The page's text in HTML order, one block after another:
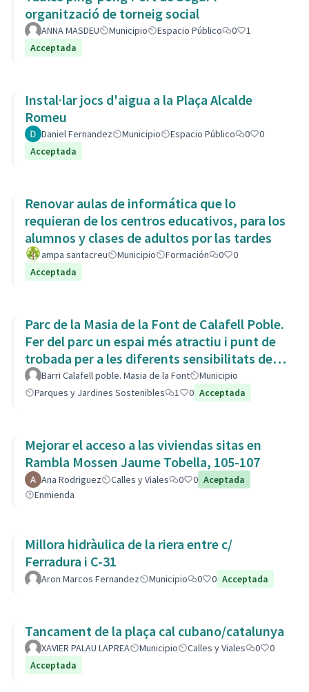
organització de torneig social
ANNA MASDEU Municipio Espacio Público 0
1
Acceptada
Instal·lar jocs d'aigua a la Plaça Alcalde
Romeu
Daniel Fernandez Municipio Espacio Público 0
0
Acceptada
Renovar aulas de informática que lo
requieran de los centros educativos, para los
alumnos y clases de adultos por las tardes
ampa santacreu Municipio Formación 0
0
Acceptada
Parc de la Masia de la Font de Calafell Poble.
Fer del parc un espai més atractiu i punt de
trobada per a les diferents sensibilitats del
barri.Barri Calafell poble. Masia de la Font
Municipio
Parques y Jardines Sostenibles
1 0 Acceptada
Mejorar el acceso a las viviendas sitas en
Rambla Mossen Jaume Tobella, 105-107
Ana Rodriguez Calles y Viales 0 0 Aceptada
Enmienda
Millora hidràulica de la riera entre c/
Ferradura i C-31
Aron Marcos Fernandez Municipio 0 0 Acceptada
Tancament de la plaça cal cubano/catalunya
XAVIER PALAU LAPREA Municipio Calles y Viales 0
0
Acceptada